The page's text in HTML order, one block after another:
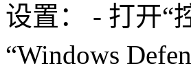
设置： - 打开“
“Windows